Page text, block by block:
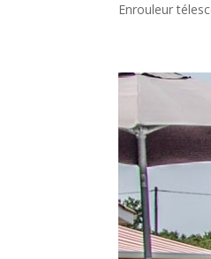
Enrouleur